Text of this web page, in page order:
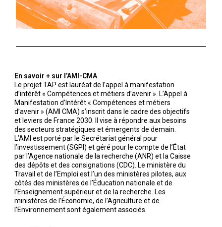
En savoir + sur l’AMI-CMA
Le projet TAP est lauréat de l’appel à manifestation
d’intérêt « Compétences et métiers d’avenir ». L’Appel à
Manifestation d’Intérêt « Compétences et métiers
d’avenir » (AMI CMA) s’inscrit dans le cadre des objectifs
et leviers de France 2030. Il vise à répondre aux besoins
des secteurs stratégiques et émergents de demain.
L’AMI est porté par le Secrétariat général pour
l’investissement (SGPI) et géré pour le compte de l’État
par l’Agence nationale de la recherche (ANR) et la Caisse
des dépôts et des consignations (CDC). Le ministère du
Travail et de l’Emploi est l’un des ministères pilotes, aux
côtés des ministères de l’Éducation nationale et de
l’Enseignement supérieur et de la recherche. Les
ministères de l’Économie, de l’Agriculture et de
l’Environnement sont également associés.